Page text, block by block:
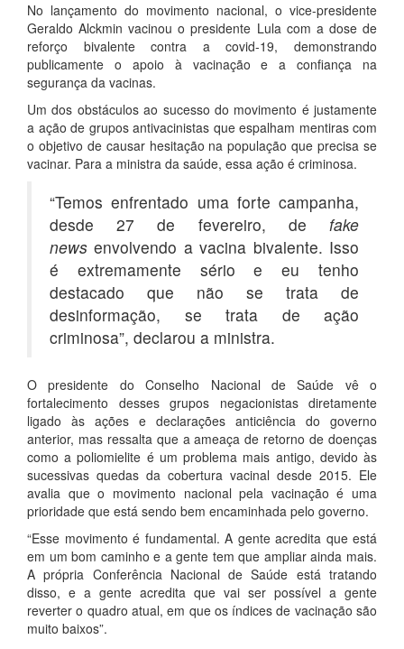
No lançamento do movimento nacional, o vice-presidente
Geraldo Alckmin vacinou o presidente Lula com a dose de
reforço bivalente contra a covid-19, demonstrando
publicamente o apoio à vacinação e a confiança na
segurança da vacinas.
Um dos obstáculos ao sucesso do movimento é justamente
a ação de grupos antivacinistas que espalham mentiras com
o objetivo de causar hesitação na população que precisa se
vacinar. Para a ministra da saúde, essa ação é criminosa.
“Temos enfrentado uma forte campanha,
desde 27 de fevereiro, de fake
news envolvendo a vacina bivalente. Isso
é extremamente sério e eu tenho
destacado que não se trata de
desinformação, se trata de ação
criminosa”, declarou a ministra.
O presidente do Conselho Nacional de Saúde vê o
fortalecimento desses grupos negacionistas diretamente
ligado às ações e declarações anticiência do governo
anterior, mas ressalta que a ameaça de retorno de doenças
como a poliomielite é um problema mais antigo, devido às
sucessivas quedas da cobertura vacinal desde 2015. Ele
avalia que o movimento nacional pela vacinação é uma
prioridade que está sendo bem encaminhada pelo governo.
“Esse movimento é fundamental. A gente acredita que está
em um bom caminho e a gente tem que ampliar ainda mais.
A própria Conferência Nacional de Saúde está tratando
disso, e a gente acredita que vai ser possível a gente
reverter o quadro atual, em que os índices de vacinação são
muito baixos”.